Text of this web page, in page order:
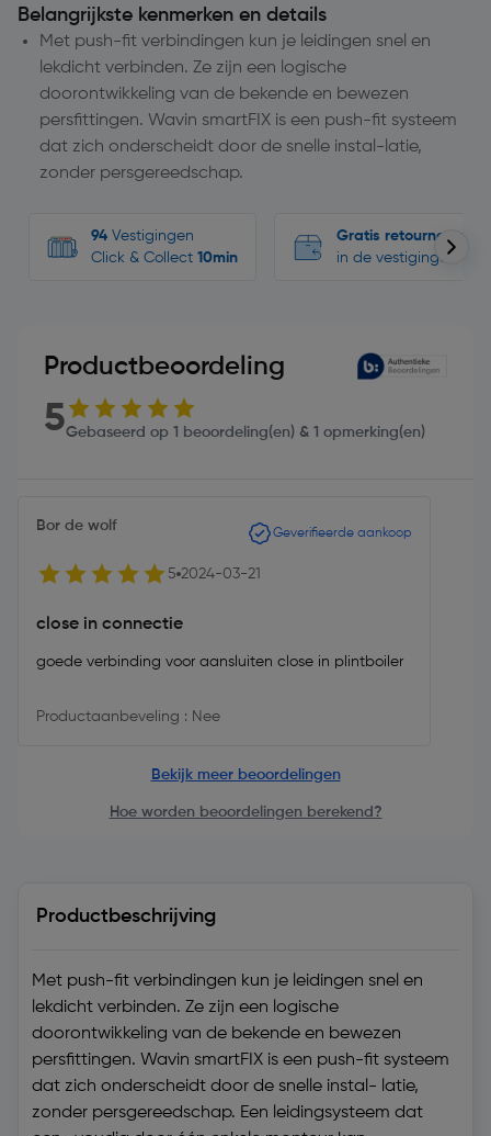
Belangrijkste kenmerken en details
Met push-fit verbindingen kun je leidingen snel en
lekdicht verbinden. Ze zijn een logische
doorontwikkeling van de bekende en bewezen
persfittingen. Wavin smartFIX is een push-fit systeem
dat zich onderscheidt door de snelle instal-latie,
zonder persgereedschap.
94 Vestigingen
Click & Collect 10min
Gratis retourneren
in de vestigingen
Productbeoordeling
5Gebaseerd op 1 beoordeling(en) & 1 opmerking(en)
Bor de wolf Geverifieerde aankoop
5 2024-03-21
close in connectie
goede verbinding voor aansluiten close in plintboiler
Productaanbeveling : Nee
Bekijk meer beoordelingen
Hoe worden beoordelingen berekend?
Productbeschrijving
Met push-fit verbindingen kun je leidingen snel en
lekdicht verbinden. Ze zijn een logische
doorontwikkeling van de bekende en bewezen
persfittingen. Wavin smartFIX is een push-fit systeem
dat zich onderscheidt door de snelle instal- latie,
zonder persgereedschap. Een leidingsysteem dat